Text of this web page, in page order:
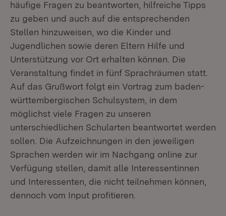
häufige Fragen zu beantworten, hilfreiche Tipps
zu geben und auch auf die entsprechenden
Stellen hinzuweisen, wo die Kinder und
Jugendlichen sowie deren Eltern Hilfe und
Unterstützung vor Ort erhalten können. Die
Veranstaltung findet in fünf Sprachräumen statt.
Auf das Grußwort folgt ein Vortrag zum baden-
württembergischen Schulsystem, in dem
möglichst viele Fragen zu unseren
unterschiedlichen Schularten beantwortet werden
sollen. Die Aufzeichnungen in den jeweiligen
Sprachen werden wir im Nachgang online zur
Verfügung stellen, damit alle Interessentinnen
und Interessenten, die nicht teilnehmen können,
dennoch vom Input profitieren.